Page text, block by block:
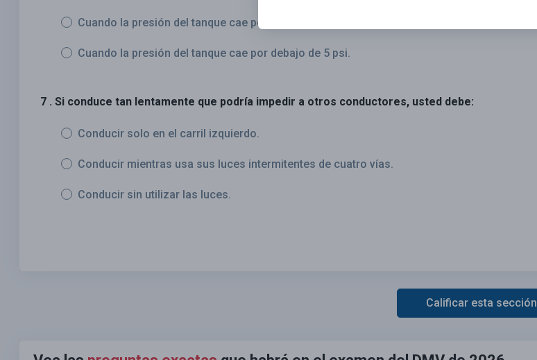
Cuando la presión del tanque cae por debajo de 10 psi.
Cuando la presión del tanque cae por debajo de 5 psi.
7 . Si conduce tan lentamente que podría impedir a otros conductores, usted debe:
Conducir solo en el carril izquierdo.
Conducir mientras usa sus luces intermitentes de cuatro vías.
Conducir sin utilizar las luces.
Calificar esta sección